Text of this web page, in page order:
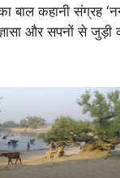
कहानी संग्रह
और सपनों से जुड़ी